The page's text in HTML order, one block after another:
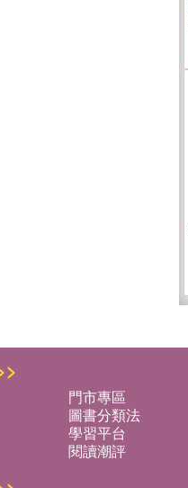
門市專區
圖書分類法
學習平台
閱讀潮評